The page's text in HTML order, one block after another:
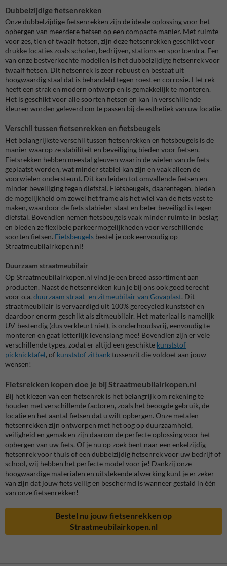
Dubbelzijdige fietsenrekken
Onze dubbelzijdige fietsenrekken zijn de ideale oplossing voor het
opbergen van meerdere fietsen op een compacte manier. Met ruimte
voor zes, tien of twaalf fietsen, zijn deze fietsenrekken geschikt voor
drukke locaties zoals scholen, bedrijven, stations en sportcentra. Een
van onze bestverkochte modellen is het dubbelzijdige fietsenrek voor
twaalf fietsen. Dit fietsenrek is zeer robuust en bestaat uit
hoogwaardig staal dat is behandeld tegen roest en corrosie. Het rek
heeft een strak en modern ontwerp en is gemakkelijk te monteren.
Het is geschikt voor alle soorten fietsen en kan in verschillende
kleuren worden geleverd om te passen bij de esthetiek van uw locatie.
Verschil tussen fietsenrekken en fietsbeugels
Het belangrijkste verschil tussen fietsenrekken en fietsbeugels is de
manier waarop ze stabiliteit en beveiliging bieden voor fietsen.
Fietsrekken hebben meestal gleuven waarin de wielen van de fiets
geplaatst worden, wat minder stabiel kan zijn en vaak alleen de
voorwielen ondersteunt. Dit kan leiden tot omvallende fietsen en
minder beveiliging tegen diefstal. Fietsbeugels, daarentegen, bieden
de mogelijkheid om zowel het frame als het wiel van de fiets vast te
maken, waardoor de fiets stabieler staat en beter beveiligd is tegen
diefstal. Bovendien nemen fietsbeugels vaak minder ruimte in beslag
en bieden ze flexibele parkeermogelijkheden voor verschillende
soorten fietsen. Fietsbeugels bestel je ook eenvoudig op
Straatmeubilairkopen.nl!
Duurzaam straatmeubilair
Op Straatmeubilairkopen.nl vind je een breed assortiment aan
producten. Naast de fietsenrekken kun je bij ons ook goed terecht
voor o.a. duurzaam straat- en zitmeubilair van Govaplast. Dit
straatmeubilair is vervaardigd uit 100% gerecycled kunststof en
daardoor enorm geschikt als zitmeubilair. Het materiaal is namelijk
UV-bestendig (dus verkleurt niet), is onderhoudsvrij, eenvoudig te
monteren en gaat letterlijk levenslang mee! Bovendien zijn er vele
verschillende types, zodat er altijd een geschikte kunststof
picknicktafel, of kunststof zitbanktussenzit die voldoet aan jouw
wensen!
Fietsrekken kopen doe je bij Straatmeubilairkopen.nl
Bij het kiezen van een fietsenrek is het belangrijk om rekening te
houden met verschillende factoren, zoals het beoogde gebruik, de
locatie en het aantal fietsen dat u wilt opbergen. Onze metalen
fietsenrekken zijn ontworpen met het oog op duurzaamheid,
veiligheid en gemak en zijn daarom de perfecte oplossing voor het
opbergen van uw fiets. Of je nu op zoek bent naar een enkelzijdig
fietsenrek voor thuis of een dubbelzijdig fietsenrek voor uw bedrijf of
school, wij hebben het perfecte model voor je! Dankzij onze
hoogwaardige materialen en uitstekende afwerking kunt je er zeker
van zijn dat jouw fiets veilig en beschermd is wanneer gestald in één
van onze fietsenrekken!
Bestel nu jouw fietsenrekken op
Straatmeubilairkopen.nl